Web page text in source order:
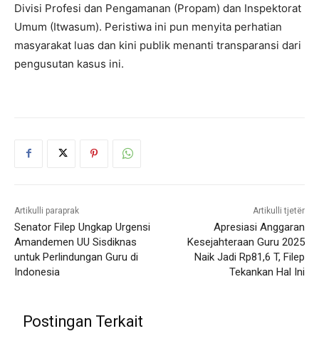
Divisi Profesi dan Pengamanan (Propam) dan Inspektorat
Umum (Itwasum). Peristiwa ini pun menyita perhatian
masyarakat luas dan kini publik menanti transparansi dari
pengusutan kasus ini.
Artikulli paraprak
Senator Filep Ungkap Urgensi
Amandemen UU Sisdiknas
untuk Perlindungan Guru di
Indonesia
Artikulli tjetër
Apresiasi Anggaran
Kesejahteraan Guru 2025
Naik Jadi Rp81,6 T, Filep
Tekankan Hal Ini
Postingan Terkait